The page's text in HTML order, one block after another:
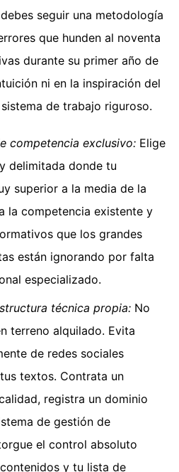
seguir una metodología
que hunden al noventa
durante su primer año de
ni en la inspiración del
de trabajo riguroso.
competencia exclusivo: Elige
delimitada donde tu
superior a la media de la
la competencia existente y
que los grandes
están ignorando por falta
especializado.
técnica propia: No
terreno alquilado. Evita
de redes sociales
textos. Contrata un
registra un dominio
de gestión de
el control absoluto
y tu lista de